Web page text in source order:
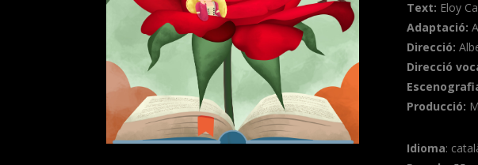
Text: Eloy
Adaptació:
Direcció:
Direcció
Producció:
Idioma: